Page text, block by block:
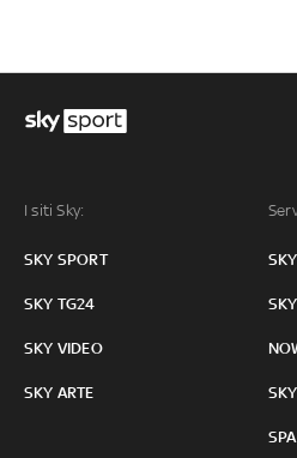
I siti Sky:
SKY SPORT
SKY TG24
SKY VIDEO
SKY ARTE